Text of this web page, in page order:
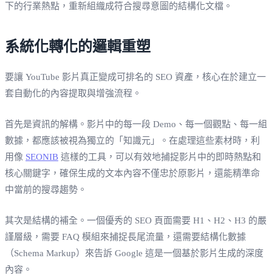
下的行業熱點，重新組織成符合搜尋意圖的結構化文檔。
系統化轉化的邏輯重塑
要讓 YouTube 影片真正變成可排名的 SEO 資產，核心在於建立一
套自動化的內容提取與增強流程。
首先是資訊的解構。影片中的每一段 Demo、每一個觀點、每一組
數據，都應該被視為獨立的「知識元」。在處理這些素材時，利
用像 SEONIB 這樣的工具，可以有效地捕捉影片中的即時熱點和
核心關鍵字，確保生成的文本內容不僅忠於原影片，還能精準命
中當前的搜尋趨勢。
其次是結構的補全。一個優秀的 SEO 頁面需要 H1、H2、H3 的嚴
謹層級，需要 FAQ 模組來捕捉長尾流量，還需要結構化數據
（Schema Markup）來告訴 Google 這是一個基於影片生成的深度
內容。